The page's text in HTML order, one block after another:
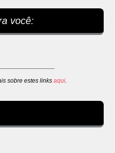
você:
sobre estes links aqui.